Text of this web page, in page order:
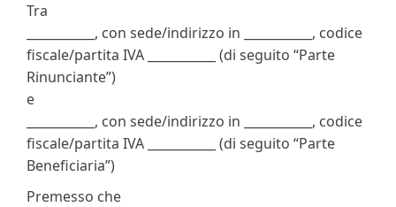
Tra
___________, con sede/indirizzo in ___________, codice
fiscale/partita IVA ___________ (di seguito “Parte
Rinunciante”)
e
___________, con sede/indirizzo in ___________, codice
fiscale/partita IVA ___________ (di seguito “Parte
Beneficiaria”)
Premesso che